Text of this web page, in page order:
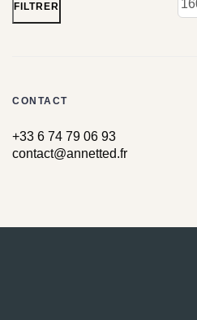
FILTRER
CONTACT
+33 6 74 79 06 93
contact@annetted.fr